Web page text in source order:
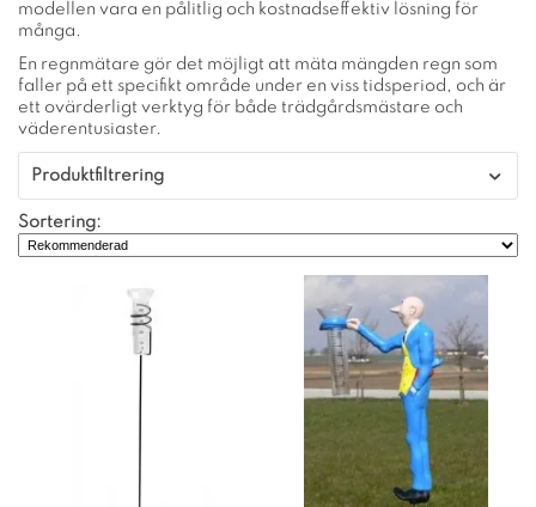
modellen vara en pålitlig och kostnadseffektiv lösning för
många.
En regnmätare gör det möjligt att mäta mängden regn som
faller på ett specifikt område under en viss tidsperiod, och är
ett ovärderligt verktyg för både trädgårdsmästare och
väderentusiaster.
Produktfiltrering
Sortering: